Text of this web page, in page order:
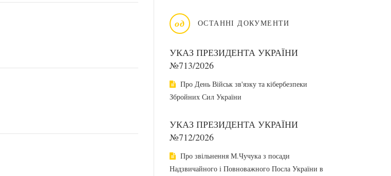
од ОСТАННІ ДОКУМЕНТИ
УКАЗ ПРЕЗИДЕНТА УКРАЇНИ
№713/2026
Про День Військ зв'язку та кібербезпеки
Збройних Сил України
УКАЗ ПРЕЗИДЕНТА УКРАЇНИ
№712/2026
Про звільнення М.Чучука з посади
Надзвичайного і Повноважного Посла України в